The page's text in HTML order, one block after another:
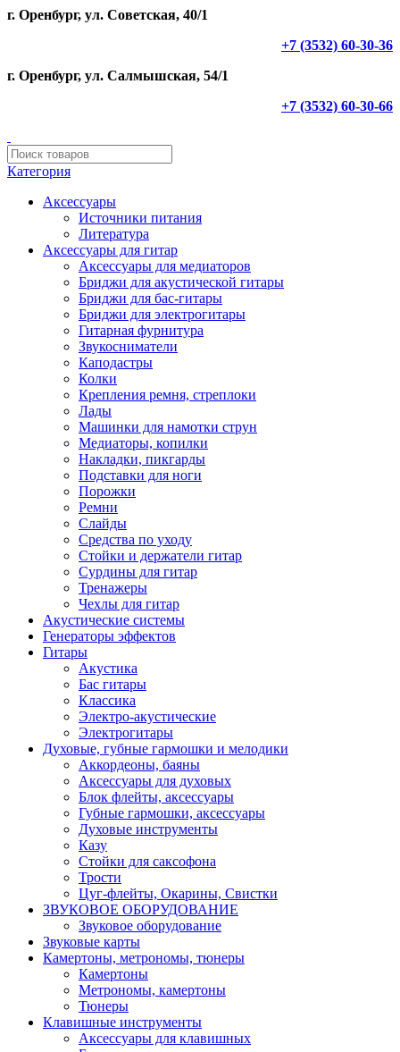
г. Оренбург, ул. Советская, 40/1
+7 (3532) 60-30-36
г. Оренбург, ул. Салмышская, 54/1
+7 (3532) 60-30-66
Категория
Аксессуары
Источники питания
Литература
Аксессуары для гитар
Аксессуары для медиаторов
Бриджи для акустической гитары
Бриджи для бас-гитары
Бриджи для электрогитары
Гитарная фурнитура
Звукосниматели
Каподастры
Колки
Крепления ремня, стреплоки
Лады
Машинки для намотки струн
Медиаторы, копилки
Накладки, пикгарды
Подставки для ноги
Порожки
Ремни
Слайды
Средства по уходу
Стойки и держатели гитар
Сурдины для гитар
Тренажеры
Чехлы для гитар
Акустические системы
Генераторы эффектов
Гитары
Акустика
Бас гитары
Классика
Электро-акустические
Электрогитары
Духовые, губные гармошки и мелодики
Аккордеоны, баяны
Аксессуары для духовых
Блок флейты, аксессуары
Губные гармошки, аксессуары
Духовые инструменты
Казу
Стойки для саксофона
Трости
Цуг-флейты, Окарины, Свистки
ЗВУКОВОЕ ОБОРУДОВАНИЕ
Звуковое оборудование
Звуковые карты
Камертоны, метрономы, тюнеры
Камертоны
Метрономы, камертоны
Тюнеры
Клавишные инструменты
Аксессуары для клавишных